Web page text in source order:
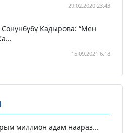
29.02.2020 23:43
Кадырова: “Мен
15.09.2021 6:18
миллион адам наараз...